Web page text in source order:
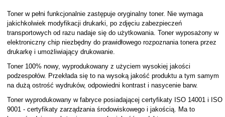
Toner w pełni funkcjonalnie zastępuje oryginalny toner. Nie wymaga
jakichkolwiek modyfikacji drukarki, po zdjęciu zabezpieczeń
transportowych od razu nadaje się do użytkowania. Toner wyposażony w
elektroniczny chip niezbędny do prawidłowego rozpoznania tonera przez
drukarkę i umożliwiający drukowanie.
Toner 100% nowy, wyprodukowany z użyciem wysokiej jakości
podzespołów. Przekłada się to na wysoką jakość produktu a tym samym
na dużą ostrość wydruków, odpowiedni kontrast i nasycenie barw.
Toner wyprodukowany w fabryce posiadającej certyfikaty ISO 14001 i ISO
9001 - certyfikaty zarządzania środowiskowego i jakością. Ma to